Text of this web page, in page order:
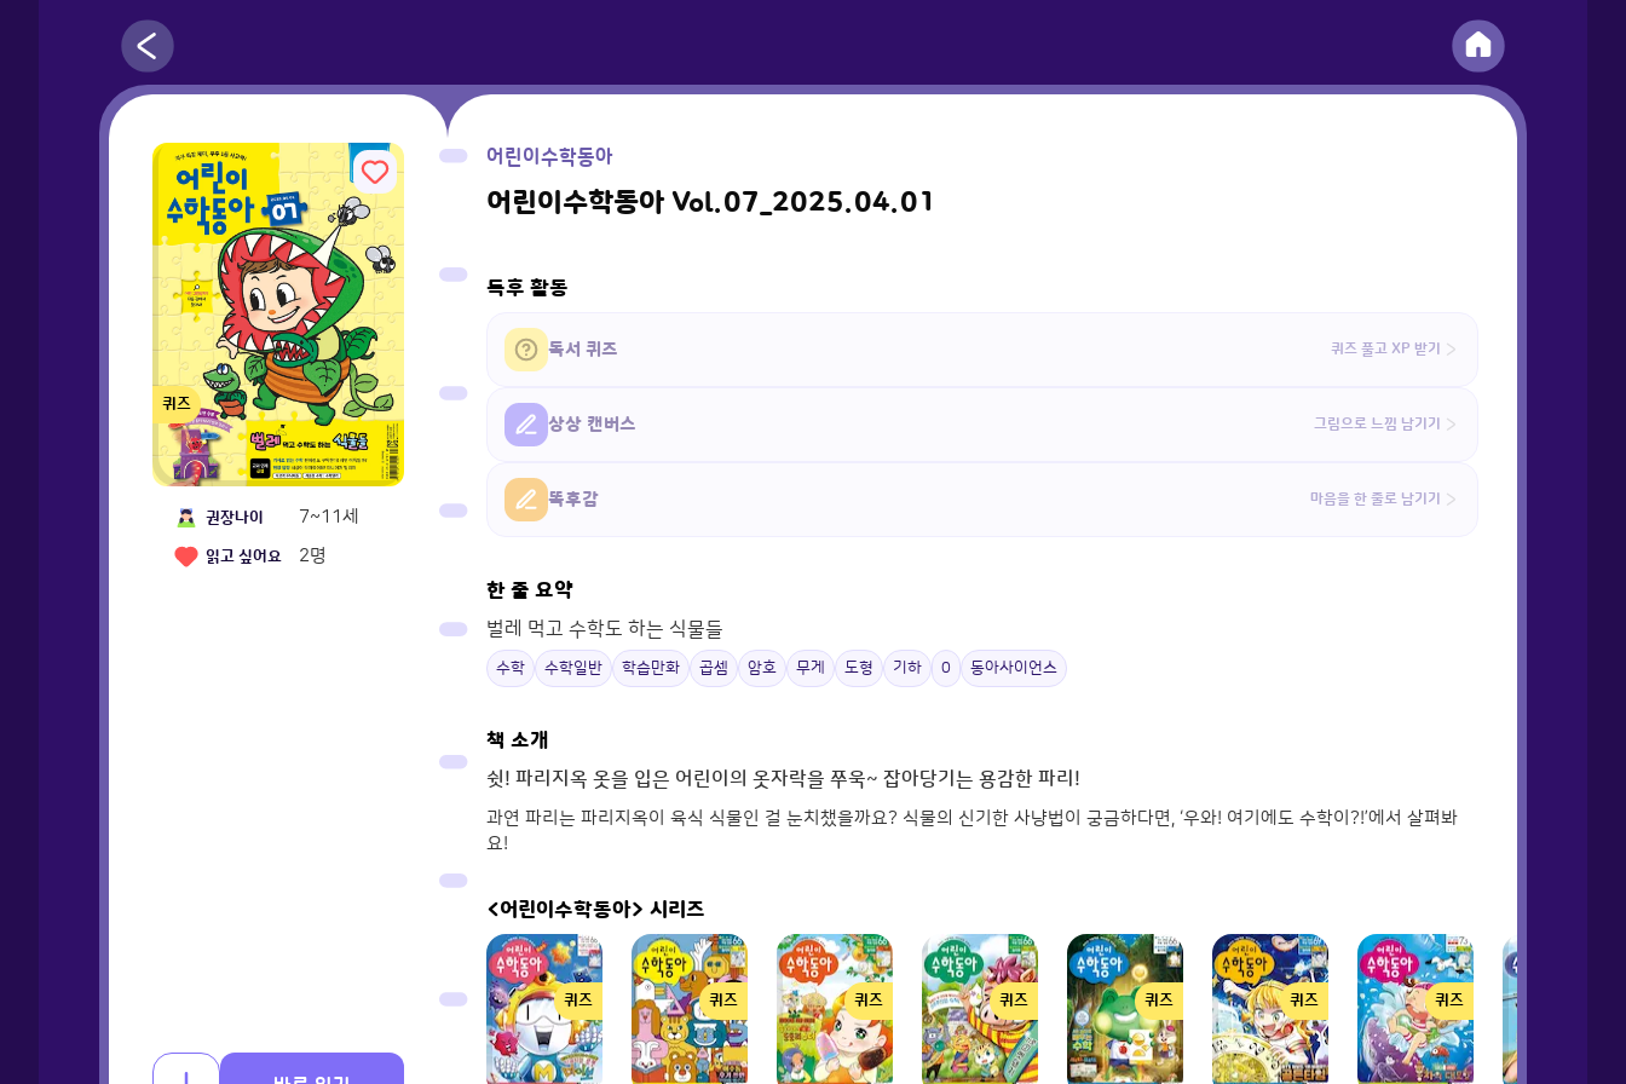
퀴즈
권장나이 7~11세
읽고 싶어요 2명
어린이수학동아
어린이수학동아 Vol.07_2025.04.01
독후 활동
독서 퀴즈 퀴즈 풀고 XP 받기
상상 캔버스 그림으로 느낌 남기기
똑후감 마음을 한 줄로 남기기
한 줄 요약
벌레 먹고 수학도 하는 식물들
수학 수학일반 학습만화 곱셈 암호 무게 도형 기하 0 동아사이언스
책 소개
쉿! 파리지옥 옷을 입은 어린이의 옷자락을 쭈욱~ 잡아당기는 용감한 파리!
과연 파리는 파리지옥이 육식 식물인 걸 눈치챘을까요? 식물의 신기한 사냥법이 궁금하다면, ‘우와! 여기에도 수학이?!’에서 살펴봐
요!
<어린이수학동아> 시리즈
퀴즈 퀴즈 퀴즈 퀴즈 퀴즈 퀴즈 퀴즈